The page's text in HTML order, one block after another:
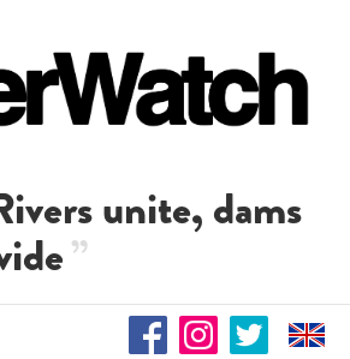
unite, dams